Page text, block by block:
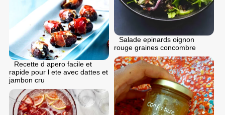
Salade epinards oignon
rouge graines concombre
Recette d apero facile et
rapide pour l ete avec dattes et
jambon cru